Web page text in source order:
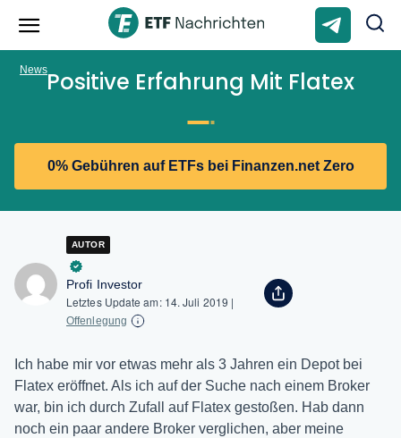
Positive Erfahrung Mit Flatex
0% Gebühren auf ETFs bei Finanzen.net Zero
News
AUTOR
Profi Investor
Letztes Update am: 14. Juli 2019 |
Offenlegung
Ich habe mir vor etwas mehr als 3 Jahren ein Depot bei
Flatex eröffnet. Als ich auf der Suche nach einem Broker
war, bin ich durch Zufall auf Flatex gestoßen. Hab dann
noch ein paar andere Broker verglichen, aber meine